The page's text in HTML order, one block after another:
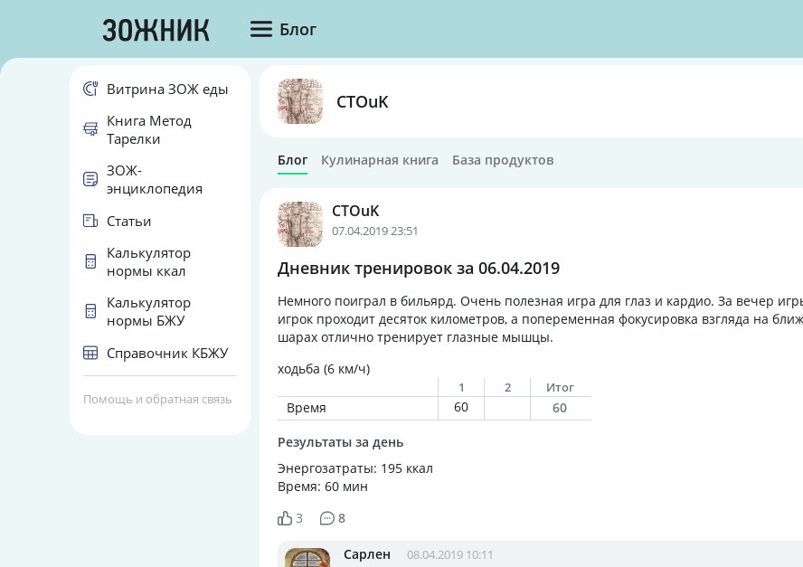
Блог
CTOuK
Блог Кулинарная книга База продуктов
CTOuK
07.04.2019 23:51
Дневник тренировок за 06.04.2019
Немного поиграл в бильярд. Очень полезная игра для глаз и кардио. За вечер
игрок проходит десяток километров, а попеременная фокусировка взгляда на
шарах отлично тренирует глазные мышцы.
ходьба (6 км/ч)
1 2 Итог
Время 60
60
Результаты за день
Энергозатраты: 195 ккал
Время: 60 мин
3
8
Сарлен 08.04.2019 10:11
Витрина ЗОЖ еды
Книга Метод
Тарелки
ЗОЖ-
энциклопедия
Статьи
Калькулятор
нормы ккал
Калькулятор
нормы БЖУ
Справочник КБЖУ
Помощь и обратная связь